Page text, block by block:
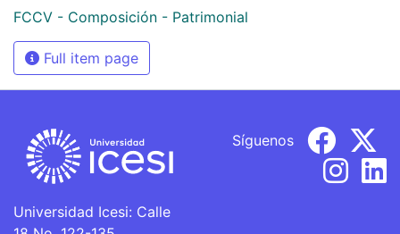
FCCV - Composición - Patrimonial
Full item page
Universidad Icesi: Calle
Síguenos